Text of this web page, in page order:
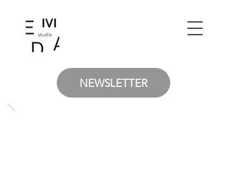
NEWSLETTER